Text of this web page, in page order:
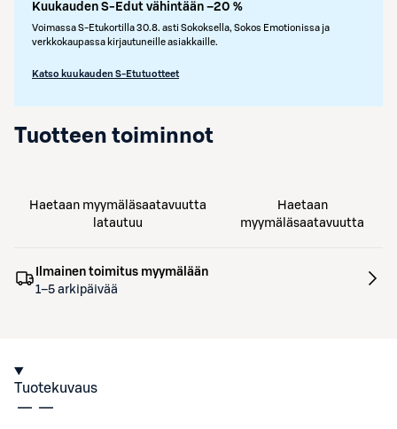
Kuukauden S-Edut vähintään –20 %
Voimassa S-Etukortilla 30.8. asti Sokoksella, Sokos Emotionissa ja
verkkokaupassa kirjautuneille asiakkaille.
Katso kuukauden S-Etutuotteet
Tuotteen toiminnot
Haetaan myymäläsaatavuutta
latautuu
Haetaan
myymäläsaatavuutta
Ilmainen toimitus myymälään
1–5 arkipäivää
Tuotekuvaus